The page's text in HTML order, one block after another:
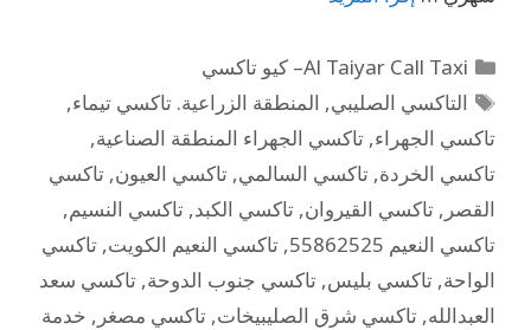
Al Taiyar Call Taxi– كيو تاكسي
التاكسي الصليبي, المنطقة الزراعية. تاكسي تيماء,
تاكسي الجهراء, تاكسي الجهراء المنطقة الصناعية,
تاكسي الخردة, تاكسي السالمي, تاكسي العيون, تاكسي
القصر , تاكسي القيروان, تاكسي الكبد, تاكسي النسيم,
تاكسي النعيم 55862525
, تاكسي النعيم الكويت, تاكسي
الواحة, تاكسي بليس, تاكسي جنوب الدوحة, تاكسي سعد
العبدالله, تاكسي شرق الصليبيخات, تاكسي مصغر , خدمة